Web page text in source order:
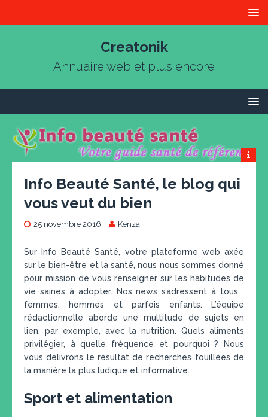
Creatonik
Annuaire web et plus encore
Info Beauté Santé, le blog qui
vous veut du bien
25 novembre 2016 Kenza
Sur Info Beauté Santé, votre plateforme web axée
sur le bien-être et la santé, nous nous sommes donné
pour mission de vous renseigner sur les habitudes de
vie saines à adopter. Nos news s’adressent à tous :
femmes, hommes et parfois enfants. L’équipe
rédactionnelle aborde une multitude de sujets en
lien, par exemple, avec la nutrition. Quels aliments
privilégier, à quelle fréquence et pourquoi ? Nous
vous délivrons le résultat de recherches fouillées de
la manière la plus ludique et informative.
Sport et alimentation